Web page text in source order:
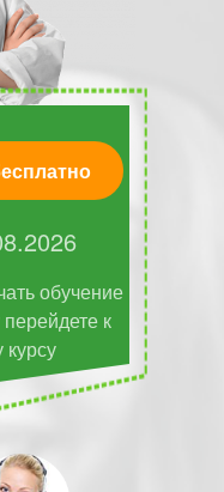
обучение
к